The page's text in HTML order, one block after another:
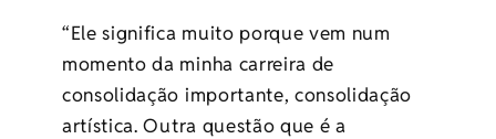
“Ele significa muito porque vem num
momento da minha carreira de
consolidação importante, consolidação
artística. Outra questão que é a